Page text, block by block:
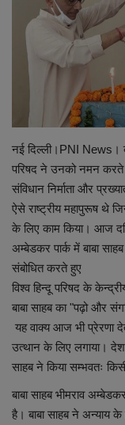
स्वास्थ्य
राष्ट्रीय
व्यापार
रोजगार
NEWS
वीडियो
टेक वर्ल्ड
लाइफस्टाइल
Our Team
नई दिल्ली।PNI News।
परिषद ने उनको नमन करते
संविधान निर्माता और
ऐसे राष्ट्रीय महापुरूष थे
के लिए काम किया। आज
अम्बेडकर पार्क में बाबा
संबोधित करते हुए
विश्व हिन्दू परिषद के
बाबा साहब का "पढ़ो और
यह वाक्य आज भी प्रेरणा
उत्थान के लिए लगाया। देश
साहब ने किया सम्भवतः
बाबा साहब भीमराव
है। बाबा साहब ने अन्याय